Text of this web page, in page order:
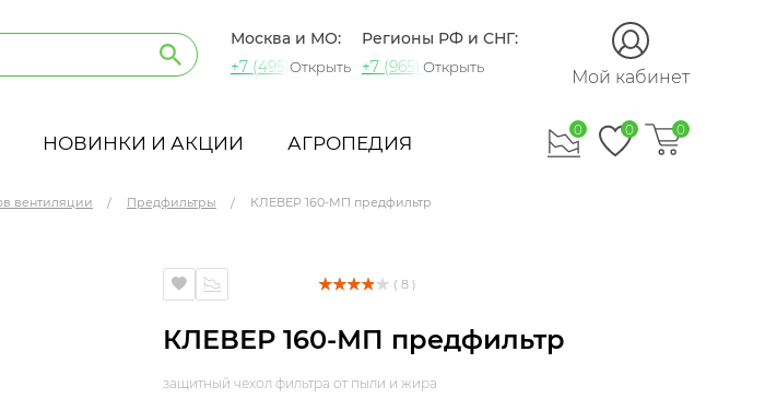
Москва и МО:
+7 (495) 721-60-15
Открыть
Регионы РФ и СНГ:
+7 (965) 420-10-10
Открыть Мой кабинет
НОВИНКИ И АКЦИИ АГРОПЕДИЯ
0 0 0
вентиляции Предфильтры КЛЕВЕР 160-МП предфильтр
( 8 )
КЛЕВЕР 160-МП предфильтр
защитный чехол фильтра от пыли и жира